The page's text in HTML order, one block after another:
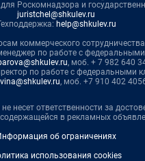
Роскомнадзора и
juristchel@shkulev.ru
help@shkulev.ru
коммерческого
по работе с
, моб. + 7 982 640
по работе с федеральными
, моб. +7 910 402
несет ответственности за
в рекламных
об ограничениях
использования cookies